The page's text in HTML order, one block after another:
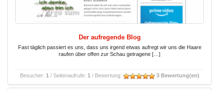
Der aufregende Blog
Fast täglich passiert es uns, dass uns irgend etwas aufregt wir uns die Haare
raufen über offen zur Schau getragene […]
Besucher: 1 / Seitenaufrufe: 1 / Bewertung: 3 Bewertung(en)